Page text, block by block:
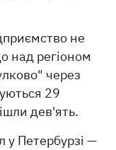
не
над регіоном
через
29
дев'ять.
у Петербурзі —